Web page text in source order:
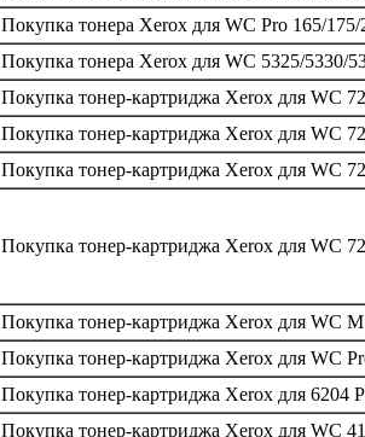
Покупка тонера Xerox для WC Pro 165/175/
Покупка тонера Xerox для WC 5325/5330/
Покупка тонер-картриджа Xerox для WC
Покупка тонер-картриджа Xerox для WC
Покупка тонер-картриджа Xerox для WC
Покупка тонер-картриджа Xerox для WC
Покупка тонер-картриджа Xerox для WC
Покупка тонер-картриджа Xerox для WC
Покупка тонер-картриджа Xerox для 6204
Покупка тонер-картриджа Xerox для WC